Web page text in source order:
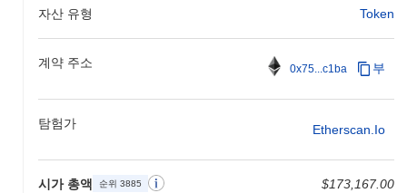
자산 유형 Token
계약 주소 0x75...c1ba 부
탐험가 Etherscan.io
시가 총액 순위 3885
$173,167.00
상호 작용을 원활하게 하여 사용자 경험과 유용성을 향상시킵니다.
다. 이러한 기능들은 FINE을 블록체인 환경에서 확장성, 거버넌스
로 거래 수수료에 사용되어 사용자가 가치를 전송하고 분산 애플리